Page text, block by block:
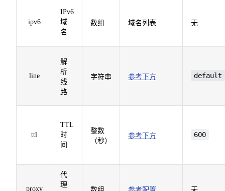
ipv6
IPv6
域
名
数组 域名列表 无
line
解
析
线
路
字符串 参考下方 default
ttl
TTL
时
间
整数
（秒）
参考下方 600
proxy
代
理
数组 参考配置 无